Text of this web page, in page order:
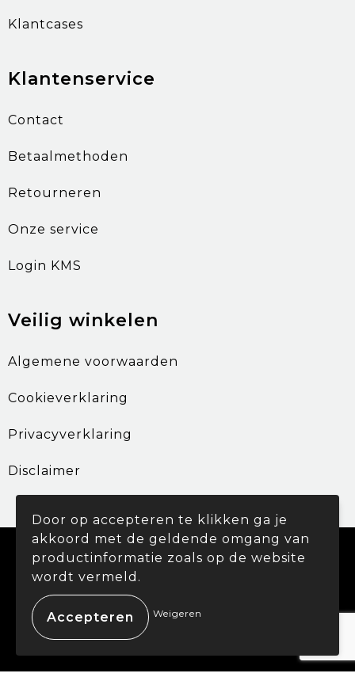
Klantcases
Klantenservice
Contact
Betaalmethoden
Retourneren
Onze service
Login KMS
Veilig winkelen
Algemene voorwaarden
Cookieverklaring
Privacyverklaring
Disclaimer
© Copyright Promohouse 2024
Door op accepteren te klikken ga je
akkoord met de geldende omgang van
productinformatie zoals op de website
wordt vermeld.
Weigeren